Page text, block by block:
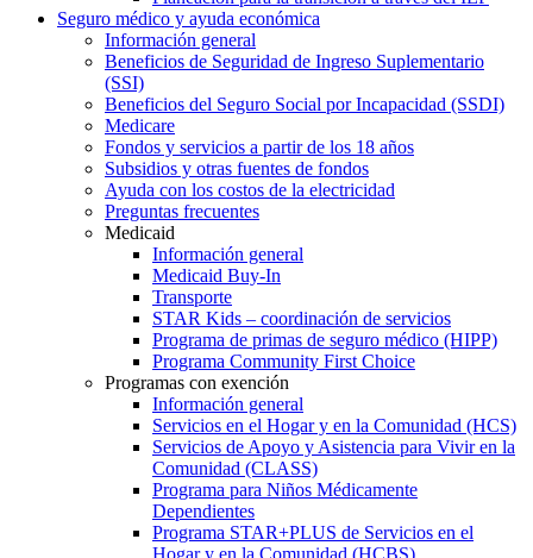
Seguro médico y ayuda económica
Información general
Beneficios de Seguridad de Ingreso Suplementario
(SSI)
Beneficios del Seguro Social por Incapacidad (SSDI)
Medicare
Fondos y servicios a partir de los 18 años
Subsidios y otras fuentes de fondos
Ayuda con los costos de la electricidad
Preguntas frecuentes
Medicaid
Información general
Medicaid Buy-In
Transporte
STAR Kids – coordinación de servicios
Programa de primas de seguro médico (HIPP)
Programa Community First Choice
Programas con exención
Información general
Servicios en el Hogar y en la Comunidad (HCS)
Servicios de Apoyo y Asistencia para Vivir en la
Comunidad (CLASS)
Programa para Niños Médicamente
Dependientes
Programa STAR+PLUS de Servicios en el
Hogar y en la Comunidad (HCBS)